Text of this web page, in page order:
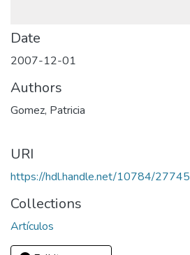
Date
2007-12-01
Authors
Gomez, Patricia
URI
https://hdl.handle.net/10784/27745
Collections
Artículos